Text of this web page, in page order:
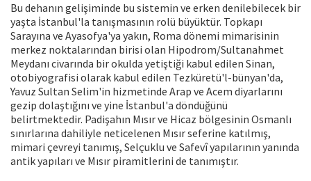
Bu dehanın gelişiminde bu sistemin ve erken denilebilecek bir
yaşta İstanbul'la tanışmasının rolü büyüktür. Topkapı
Sarayına ve Ayasofya'ya yakın, Roma dönemi mimarisinin
merkez noktalarından birisi olan Hipodrom/Sultanahmet
Meydanı civarında bir okulda yetiştiği kabul edilen Sinan,
otobiyografisi olarak kabul edilen Tezküretü'l-bünyan'da,
Yavuz Sultan Selim'in hizmetinde Arap ve Acem diyarlarını
gezip dolaştığını ve yine İstanbul'a döndüğünü
belirtmektedir. Padişahın Mısır ve Hicaz bölgesinin Osmanlı
sınırlarına dahiliyle neticelenen Mısır seferine katılmış,
mimari çevreyi tanımış, Selçuklu ve Safevî yapılarının yanında
antik yapıları ve Mısır piramitlerini de tanımıştır.